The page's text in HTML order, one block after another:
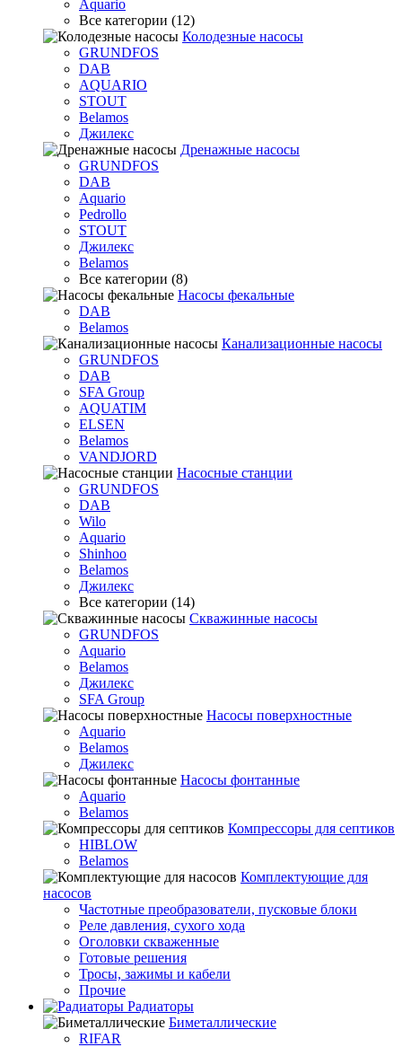
Aquario
Все категории (12)
Колодезные насосы
GRUNDFOS
DAB
AQUARIO
STOUT
Belamos
Джилекс
Дренажные насосы
GRUNDFOS
DAB
Aquario
Pedrollo
STOUT
Джилекс
Belamos
Все категории (8)
Насосы фекальные
DAB
Belamos
Канализационные насосы
GRUNDFOS
DAB
SFA Group
AQUATIM
ELSEN
Belamos
VANDJORD
Насосные станции
GRUNDFOS
DAB
Wilo
Aquario
Shinhoo
Belamos
Джилекс
Все категории (14)
Скважинные насосы
GRUNDFOS
Aquario
Belamos
Джилекс
SFA Group
Насосы поверхностные
Aquario
Belamos
Джилекс
Насосы фонтанные
Aquario
Belamos
Компрессоры для септиков
HIBLOW
Belamos
Комплектующие для
насосов
Частотные преобразователи, пусковые блоки
Реле давления, сухого хода
Оголовки скваженные
Готовые решения
Тросы, зажимы и кабели
Прочие
Радиаторы
Биметаллические
RIFAR